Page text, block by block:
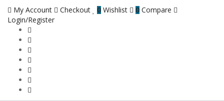
My Account
Checkout 0 Wishlist 0 Compare
Login/Register